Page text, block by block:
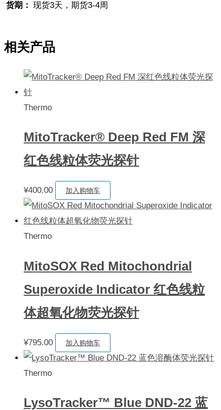
货期： 现货3天，期货3-4周
相关产品
Thermo
MitoTracker® Deep Red FM 深
红色线粒体荧光探针
¥400.00 加入购物车
Thermo
MitoSOX Red Mitochondrial
Superoxide Indicator 红色线粒
体超氧化物荧光探针
¥795.00 加入购物车
Thermo
LysoTracker™ Blue DND-22 蓝